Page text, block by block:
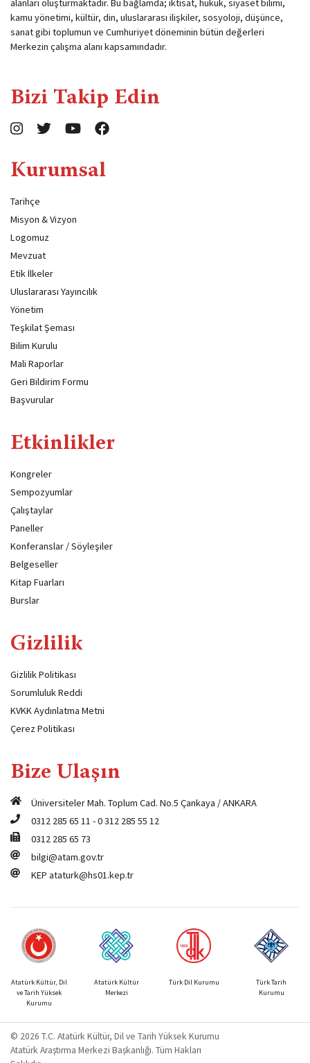
kamu yönetimi, kültür, din, uluslararası ilişkiler, sosyoloji, düşünce,
sanat gibi toplumun ve Cumhuriyet döneminin bütün değerleri
Merkezin çalışma alanı kapsamındadır.
Bizi Takip Edin
Kurumsal
Tarihçe
Misyon & Vizyon
Logomuz
Mevzuat
Etik İlkeler
Uluslararası Yayıncılık
Yönetim
Teşkilat Şeması
Bilim Kurulu
Mali Raporlar
Geri Bildirim Formu
Başvurular
Etkinlikler
Kongreler
Sempozyumlar
Çalıştaylar
Paneller
Konferanslar / Söyleşiler
Belgeseller
Kitap Fuarları
Burslar
Gizlilik
Gizlilik Politikası
Sorumluluk Reddi
KVKK Aydınlatma Metni
Çerez Politikası
Bize Ulaşın
Üniversiteler Mah. Toplum Cad. No.5 Çankaya / ANKARA
0312 285 65 11 -0 312 285 55 12
0312 285 65 73
bilgi@atam.gov.tr
KEP ataturk@hs01.kep.tr
Atatürk Kültür, Dil
ve Tarih Yüksek
Kurumu
Atatürk Kültür
Merkezi
Türk Dil Kurumu
Türk Tarih
Kurumu
© 2026 T.C. Atatürk Kültür, Dil ve Tarih Yüksek Kurumu
Atatürk Araştırma Merkezi Başkanlığı. Tüm Hakları